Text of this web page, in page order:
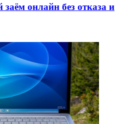
онлайн без отказа и